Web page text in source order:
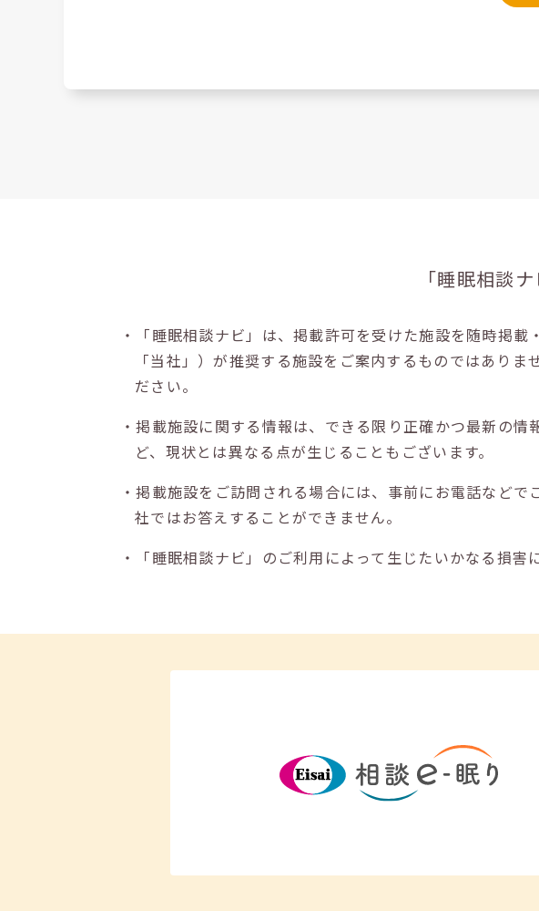
「睡眠相談
・「睡眠相談ナビ」は、掲載許可を受けた施設を随時掲
「当社」）が推奨する施設をご案内するものではあり
ださい。
・掲載施設に関する情報は、できる限り正確かつ最新の
ど、現状とは異なる点が生じることもございます。
・掲載施設をご訪問される場合には、事前にお電話など
社ではお答えすることができません。
・「睡眠相談ナビ」のご利用によって生じたいかなる損